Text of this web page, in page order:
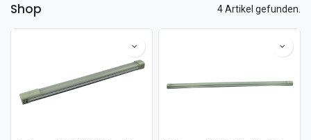
Shop 4 Artikel gefunden.